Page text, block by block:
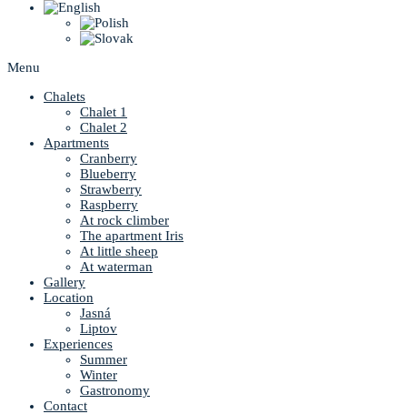
Menu
Chalets
Chalet 1
Chalet 2
Apartments
Cranberry
Blueberry
Strawberry
Raspberry
At rock climber
The apartment Iris
At little sheep
At waterman
Gallery
Location
Jasná
Liptov
Experiences
Summer
Winter
Gastronomy
Contact